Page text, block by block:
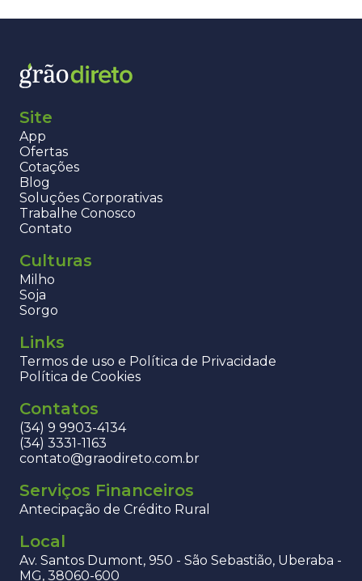
Site
App
Ofertas
Cotações
Blog
Soluções Corporativas
Trabalhe Conosco
Contato
Culturas
Milho
Soja
Sorgo
Links
Termos de uso e Política de Privacidade
Política de Cookies
Contatos
(34) 9 9903-4134
(34) 3331-1163
contato@graodireto.com.br
Serviços Financeiros
Antecipação de Crédito Rural
Local
Av. Santos Dumont, 950 - São Sebastião, Uberaba -
MG, 38060-600